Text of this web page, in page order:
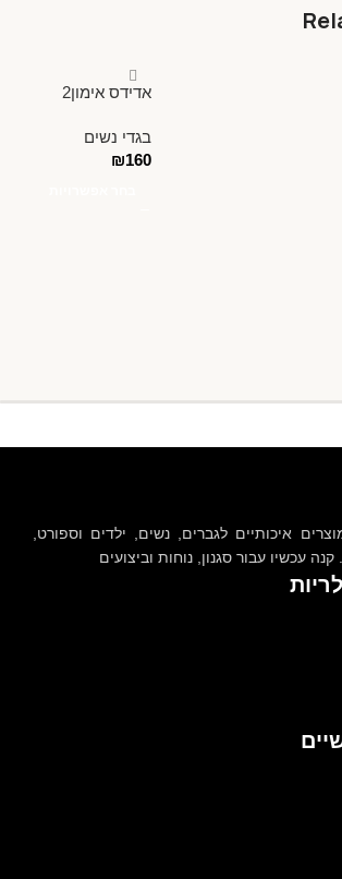
אדידס אימון2
בגדי נשים
₪160
איכותיים לגברים, נשים, ילדים וספורט,
עכשיו עבור סגנון, נוחות וביצועים